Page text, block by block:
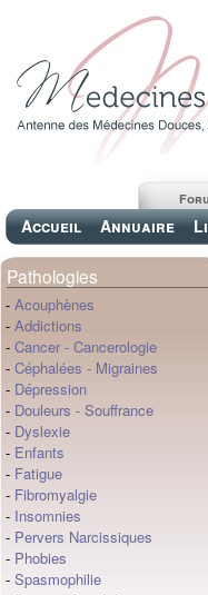
Accueil Annuaire
Pathologies
- Acouphènes
- Addictions
- Cancer - Cancerologie
- Céphalées - Migraines
- Dépression
- Douleurs - Souffrance
- Dyslexie
- Enfants
- Fatigue
- Fibromyalgie
- Insomnies
- Pervers Narcissiques
- Phobies
- Spasmophilie